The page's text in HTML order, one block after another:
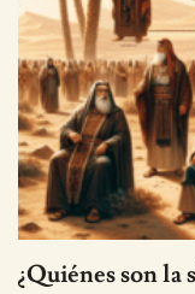
¿Quiénes son la